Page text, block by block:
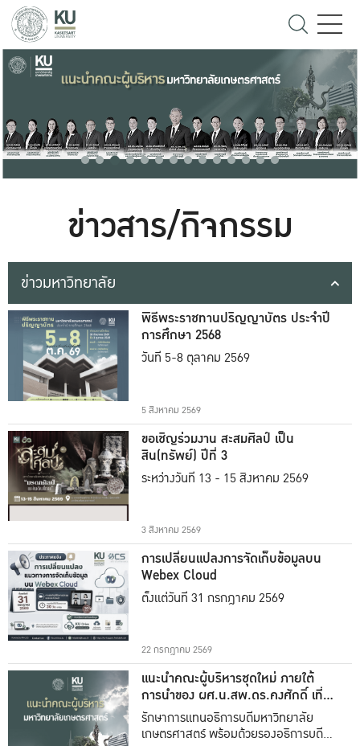
ข่าวสาร/กิจกรรม
ข่าวมหาวิทยาลัย
พิธีพระราชทานปริญญาบัตร ประจำปี
การศึกษา 2568
วันที่ 5-8 ตุลาคม 2569
5 สิงหาคม 2569
ขอเชิญร่วมงาน สะสมศิลป์ เป็น
สิน(ทรัพย์) ปีที่ 3
ระหว่างวันที่ 13 - 15 สิงหาคม 2569
3 สิงหาคม 2569
การเปลี่ยนแปลงการจัดเก็บข้อมูลบน
Webex Cloud
ตั้งแต่วันที่ 31 กรกฎาคม 2569
22 กรกฎาคม 2569
แนะนำคณะผู้บริหารชุดใหม่ ภายใต้
การนำของ ผศ.น.สพ.ดร.คงศักดิ์ เที่ยง
ธรรม
รักษาการแทนอธิการบดีมหาวิทยาลัย
เกษตรศาสตร์ พร้อมด้วยรองอธิการบดีทั้ง